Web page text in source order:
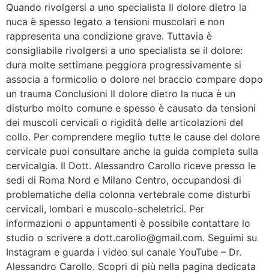
Quando rivolgersi a uno specialista Il dolore dietro la
nuca è spesso legato a tensioni muscolari e non
rappresenta una condizione grave. Tuttavia è
consigliabile rivolgersi a uno specialista se il dolore:
dura molte settimane peggiora progressivamente si
associa a formicolio o dolore nel braccio compare dopo
un trauma Conclusioni Il dolore dietro la nuca è un
disturbo molto comune e spesso è causato da tensioni
dei muscoli cervicali o rigidità delle articolazioni del
collo. Per comprendere meglio tutte le cause del dolore
cervicale puoi consultare anche la guida completa sulla
cervicalgia. Il Dott. Alessandro Carollo riceve presso le
sedi di Roma Nord e Milano Centro, occupandosi di
problematiche della colonna vertebrale come disturbi
cervicali, lombari e muscolo-scheletrici. Per
informazioni o appuntamenti è possibile contattare lo
studio o scrivere a dott.carollo@gmail.com. Seguimi su
Instagram e guarda i video sul canale YouTube – Dr.
Alessandro Carollo. Scopri di più nella pagina dedicata